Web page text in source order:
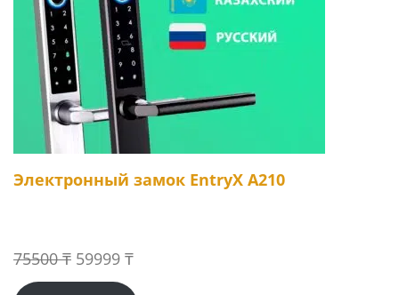
Электронный замок EntryX A210
75500₸ Первоначальная
цена
59999 ₸Текущая